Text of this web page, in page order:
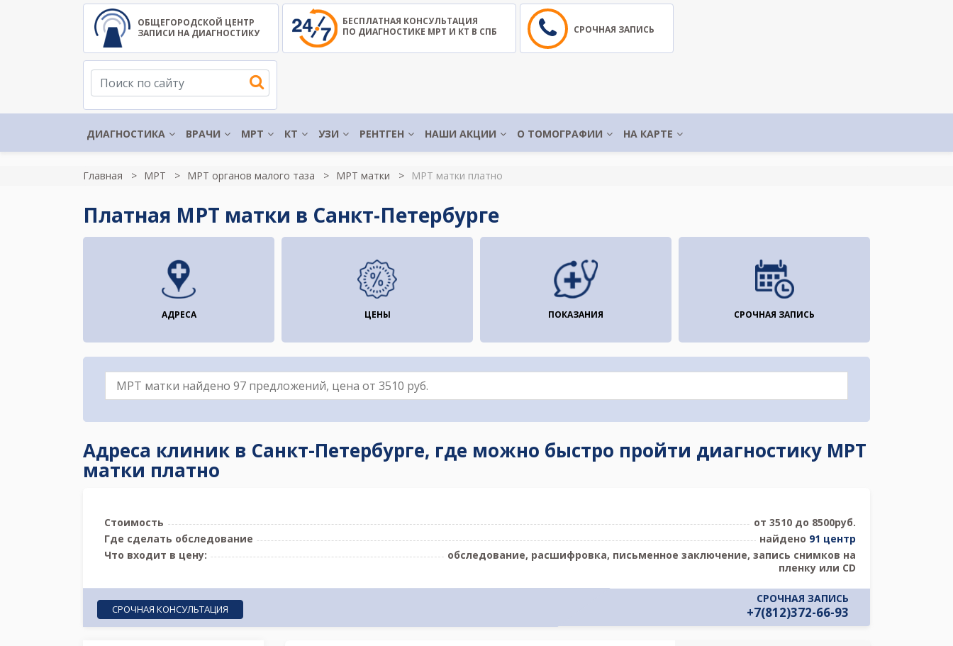
ОБЩЕГОРОДСКОЙ ЦЕНТР
ЗАПИСИ НА ДИАГНОСТИКУ
БЕСПЛАТНАЯ КОНСУЛЬТАЦИЯ
ПО ДИАГНОСТИКЕ МРТ И КТ В СПБ
СРОЧНАЯ ЗАПИСЬ
ДИАГНОСТИКА ВРАЧИ МРТ КТ УЗИ РЕНТГЕН НАШИ АКЦИИ О ТОМОГРАФИИ НА КАРТЕ
Главная МРТ МРТ органов малого таза МРТ матки МРТ матки платно
Платная МРТ матки в Санкт-Петербурге
АДРЕСА ЦЕНЫ ПОКАЗАНИЯ СРОЧНАЯ ЗАПИСЬ
Адреса клиник в Санкт-Петербурге, где можно быстро пройти диагностику МРТ
матки платно
Стоимость
от 3510 до 8500руб.
Где сделать обследование
найдено 91 центр
Что входит в цену:
обследование, расшифровка, письменное заключение, запись снимков на
пленку или CD
СРОЧНАЯ КОНСУЛЬТАЦИЯ
СРОЧНАЯ ЗАПИСЬ
+7(812)372-66-93